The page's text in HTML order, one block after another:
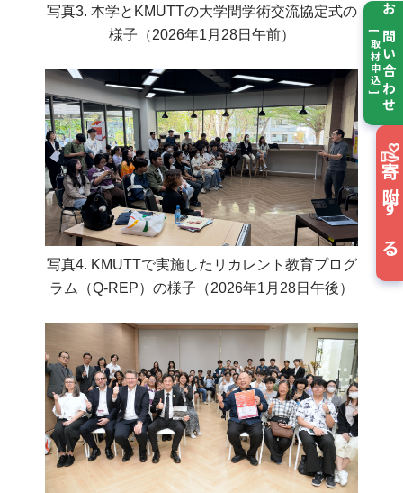
お問い合わせ
[ 取材申込 ]
寄附する
写真3. 本学とKMUTTの大学間学術交流協定式の
様子（2026年1月28日午前）
写真4. KMUTTで実施したリカレント教育プログ
ラム（Q-REP）の様子（2026年1月28日午後）